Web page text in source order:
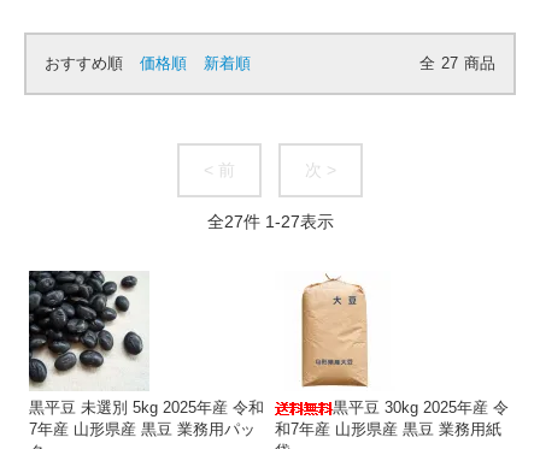
おすすめ順 価格順 新着順 全 27 商品
< 前 次 >
全27件 1-27表示
黒平豆 未選別 5kg 2025年産 令和
7年産 山形県産 黒豆 業務用パッ
黒平豆 30kg 2025年産 令
和7年産 山形県産 黒豆 業務用紙